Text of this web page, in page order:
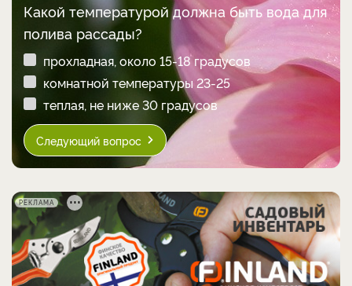
Какой температурой должна быть вода для
полива рассады?
прохладная, около 15-18 градусов
комнатной температуры 23-25
теплая, не ниже 30 градусов
Следующий вопрос
РЕКЛАМА